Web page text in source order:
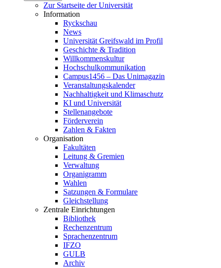
Zur Startseite der Universität
Information
Ryckschau
News
Universität Greifswald im Profil
Geschichte & Tradition
Willkommenskultur
Hochschulkommunikation
Campus1456 – Das Unimagazin
Veranstaltungskalender
Nachhaltigkeit und Klimaschutz
KI und Universität
Stellenangebote
Förderverein
Zahlen & Fakten
Organisation
Fakultäten
Leitung & Gremien
Verwaltung
Organigramm
Wahlen
Satzungen & Formulare
Gleichstellung
Zentrale Einrichtungen
Bibliothek
Rechenzentrum
Sprachenzentrum
IFZO
GULB
Archiv